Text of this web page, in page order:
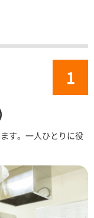
す。一人ひとりに役